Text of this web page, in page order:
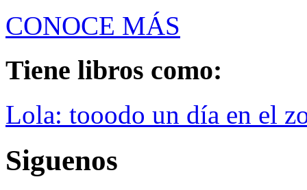
CONOCE MÁS
Tiene libros como:
Lola: tooodo un día en el
Siguenos